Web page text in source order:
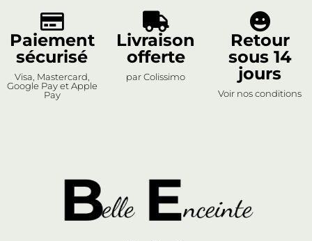

Paiement
sécurisé
Visa, Mastercard,
Google Pay et Apple
Pay

Livraison
offerte
par Colissimo

Retour
sous 14
jours
Voir nos conditions